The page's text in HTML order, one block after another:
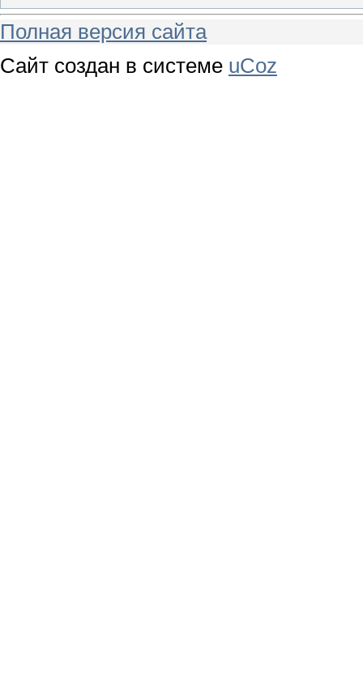
Полная версия сайта
Сайт создан в системе uCoz